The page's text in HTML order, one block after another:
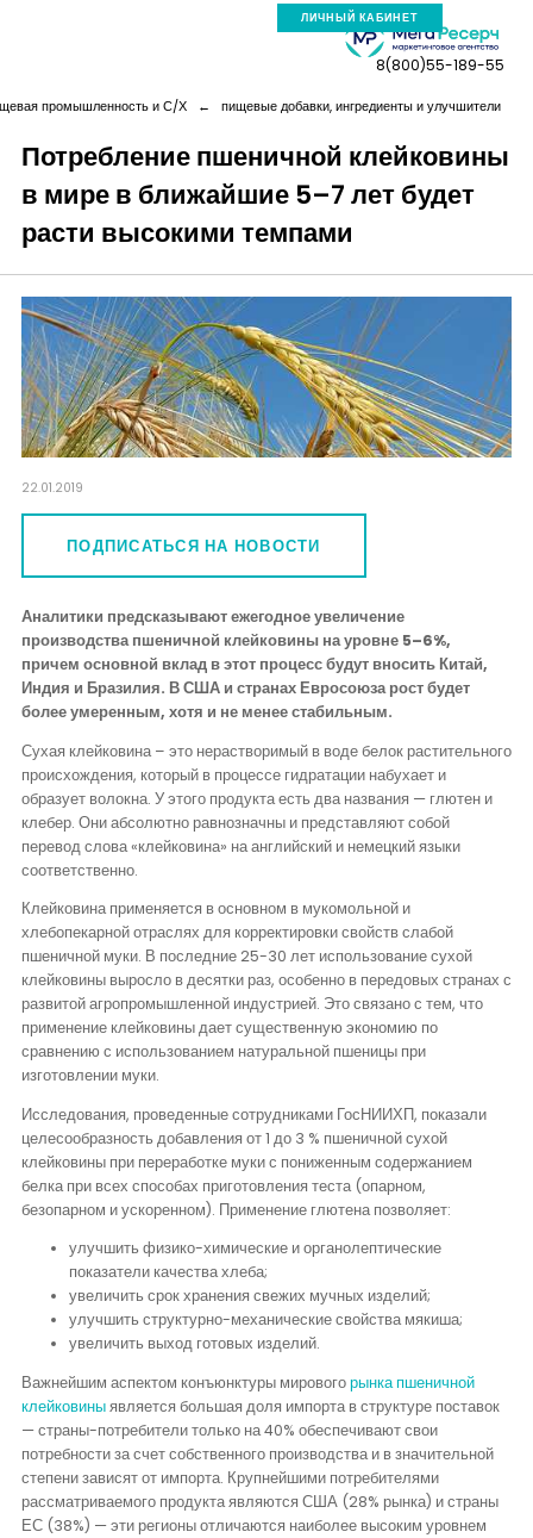
ЛИЧНЫЙ КАБИНЕТ
Компания
Новая реальность
Кейсы
Контакты
8(800)55-189-55
промышленность и С/Х ← пищевые добавки, ингредиенты и улучшители
Потребление пшеничной клейковины
в мире в ближайшие 5–7 лет будет
расти высокими темпами
22.01.2019
ПОДПИСАТЬСЯ НА НОВОСТИ
Аналитики предсказывают ежегодное увеличение
производства пшеничной клейковины на уровне 5–6%,
причем основной вклад в этот процесс будут вносить Китай,
Индия и Бразилия. В США и странах Евросоюза рост будет
более умеренным, хотя и не менее стабильным.
Сухая клейковина – это нерастворимый в воде белок растительного
происхождения, который в процессе гидратации набухает и
образует волокна. У этого продукта есть два названия — глютен и
клебер. Они абсолютно равнозначны и представляют собой
перевод слова «клейковина» на английский и немецкий языки
соответственно.
Клейковина применяется в основном в мукомольной и
хлебопекарной отраслях для корректировки свойств слабой
пшеничной муки. В последние 25-30 лет использование сухой
клейковины выросло в десятки раз, особенно в передовых странах с
развитой агропромышленной индустрией. Это связано с тем, что
применение клейковины дает существенную экономию по
сравнению с использованием натуральной пшеницы при
изготовлении муки.
Исследования, проведенные сотрудниками ГосНИИХП, показали
целесообразность добавления от 1 до 3 % пшеничной сухой
клейковины при переработке муки с пониженным содержанием
белка при всех способах приготовления теста (опарном,
безопарном и ускоренном). Применение глютена позволяет:
улучшить физико-химические и органолептические
показатели качества хлеба;
увеличить срок хранения свежих мучных изделий;
улучшить структурно-механические свойства мякиша;
увеличить выход готовых изделий.
Важнейшим аспектом конъюнктуры мировогорынка пшеничной
клейковиныявляется большая доля импорта в структуре поставок
— страны-потребители только на 40% обеспечивают свои
потребности за счет собственного производства и в значительной
степени зависят от импорта. Крупнейшими потребителями
рассматриваемого продукта являются США (28% рынка) и страны
ЕС (38%) — эти регионы отличаются наиболее высоким уровнем